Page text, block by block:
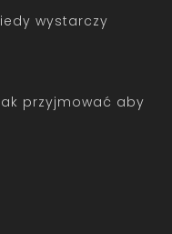
wystarczy
przyjmować aby